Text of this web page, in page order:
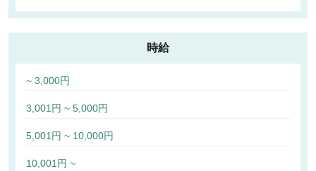
時給
~ 3,000円
3,001円 ~ 5,000円
5,001円 ~ 10,000円
10,001円 ~